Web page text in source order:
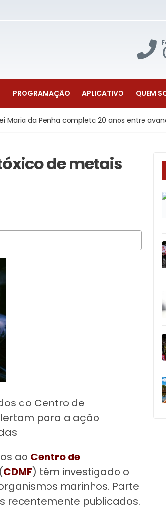
PROGRAMAÇÃO APLICATIVO QUEM
completa 20 anos entre avanços históricos
de metais
ao Centro de
para a ação
ao Centro de
(CDMF) têm investigado o
marinhos. Parte
recentemente publicados.